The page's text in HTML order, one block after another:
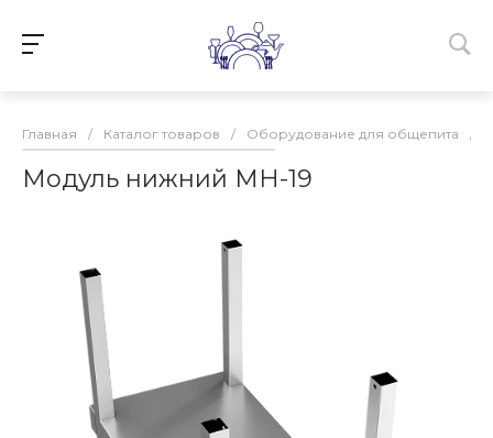
Главная / Каталог товаров / Оборудование для общепита /
Модуль нижний МН-19